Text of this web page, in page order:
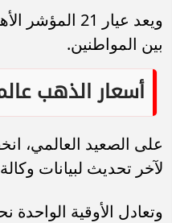
ويعد عيار
بين المواطنين.
أسعار الذهب
على الصعيد العالمي،
لآخر تحديث لبيانات
وتعادل الأوقية الواحدة